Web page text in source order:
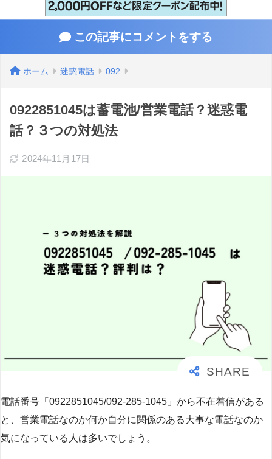
この記事にコメントをする
ホーム 迷惑電話 092
0922851045は蓄電池/営業電話？迷惑電
話？３つの対処法
2024年11月17日
電話番号「0922851045/092-285-1045」から不在着信がある
と、営業電話なのか何か自分に関係のある大事な電話なのか
気になっている人は多いでしょう。